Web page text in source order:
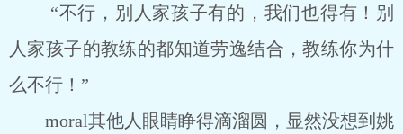
“不行，别人家孩子有的，我们也得有！别
人家孩子的教练的都知道劳逸结合，教练你为什
么不行！”
moral其他人眼睛睁得滴溜圆，显然没想到姚